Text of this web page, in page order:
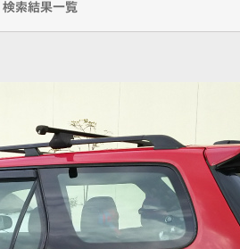
検索結果一覧